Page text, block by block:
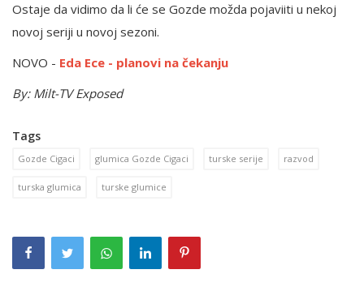
Ostaje da vidimo da li će se Gozde možda pojaviiti u nekoj
novoj seriji u novoj sezoni.
NOVO - Eda Ece - planovi na čekanju
By: Milt-TV Exposed
Tags
Gozde Cigaci glumica Gozde Cigaci turske serije razvod
turska glumica turske glumice